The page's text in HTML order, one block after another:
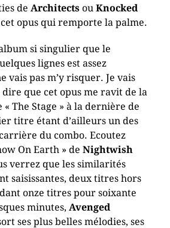
de Architectsou Knocked
cet opus qui remporte la palme.
si singulier que le
lignes est assez
vais pas m’y risquer. Je vais
que cet opus me ravit de la
The Stage » à la dernière de
titre étant d’ailleurs un des
du combo. Ecoutez
On Earth » de Nightwish
verrez que les similarités
saisissantes, deux titres hors
onze titres pour soixante
minutes, Avenged
ses plus belles mélodies, ses